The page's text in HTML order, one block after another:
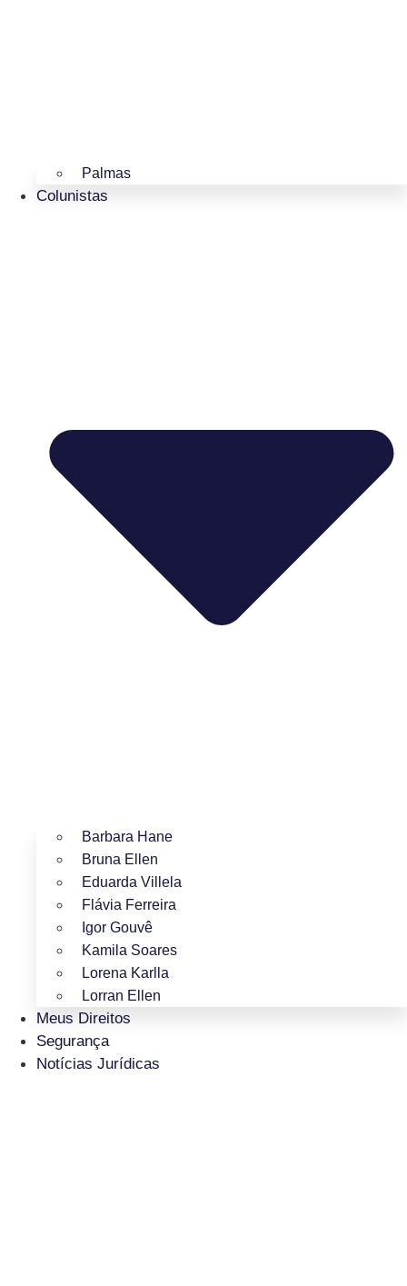
Palmas
Colunistas
Barbara Hane
Bruna Ellen
Eduarda Villela
Flávia Ferreira
Igor Gouvê
Kamila Soares
Lorena Karlla
Lorran Ellen
Meus Direitos
Segurança
Notícias Jurídicas